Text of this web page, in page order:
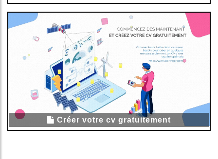
Créer votre cv gratuitement